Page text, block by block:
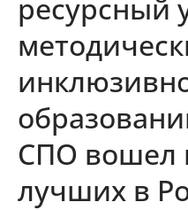
ресурсный
СПО вошел
лучших в